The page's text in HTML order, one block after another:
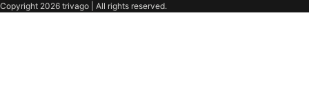
Tailormade Hotel STANS SÜD
Seerausch Swiss Quality Hotel
Copyright 2026 trivago | All rights reserved.